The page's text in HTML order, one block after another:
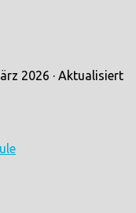
2026 · Aktualisiert